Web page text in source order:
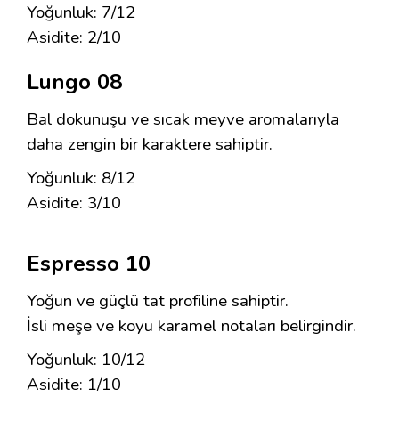
Yoğunluk: 7/12
Asidite: 2/10
Lungo 08
Bal dokunuşu ve sıcak meyve aromalarıyla
daha zengin bir karaktere sahiptir.
Yoğunluk: 8/12
Asidite: 3/10
Espresso 10
Yoğun ve güçlü tat profiline sahiptir.
İsli meşe ve koyu karamel notaları belirgindir.
Yoğunluk: 10/12
Asidite: 1/10